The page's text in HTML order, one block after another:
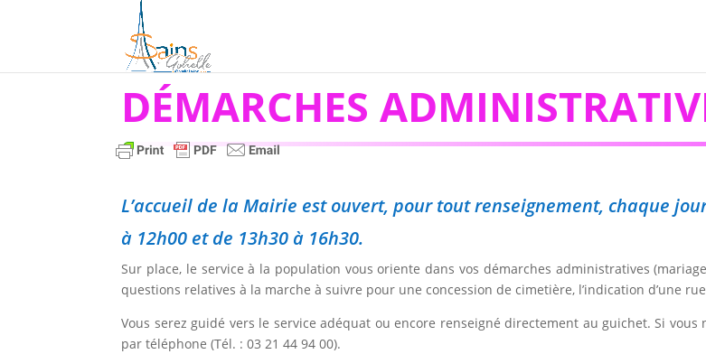
DÉMARCHES
L’accueil de la Mairie est ouvert, pour tout renseignement, chaque
à 12h00 et de 13h30 à 16h30.
Sur place, le service à la population vous oriente dans vos démarches administratives
questions relatives à la marche à suivre pour une concession de cimetière, l’indication d’une
Vous serez guidé vers le service adéquat ou encore renseigné directement au guichet. Si
par téléphone (Tél. : 03 21 44 94 00).